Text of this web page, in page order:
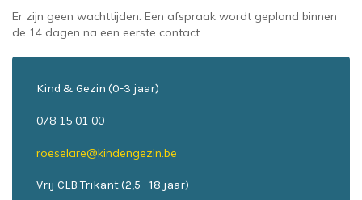
Er zijn geen wachttijden. Een afspraak wordt gepland binnen
de 14 dagen na een eerste contact.
Kind & Gezin (0-3 jaar)
078 15 01 00
roeselare@kindengezin.be
Vrij CLB Trikant (2,5 - 18 jaar)